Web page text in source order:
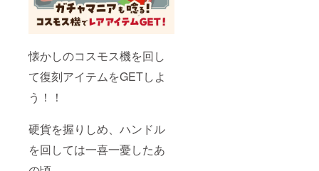
懐かしのコスモス機を回し
て復刻アイテムをGETしよ
う！！
硬貨を握りしめ、ハンドル
を回しては一喜一憂したあ